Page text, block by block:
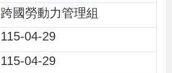
跨國勞動力管理組
115-04-29
115-04-29